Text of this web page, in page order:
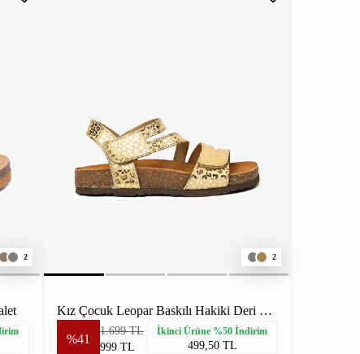
2 2
Kız Çocuk Leopar Baskılı Hakiki Deri Sandalet
%41
1.699 TL
999 TL
İkinci Ürüne %50 İndirim
499,50 TL